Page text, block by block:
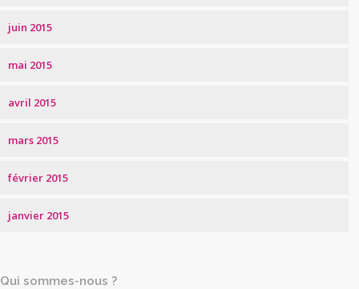
juin 2015
mai 2015
avril 2015
mars 2015
février 2015
janvier 2015
Qui sommes-nous ?